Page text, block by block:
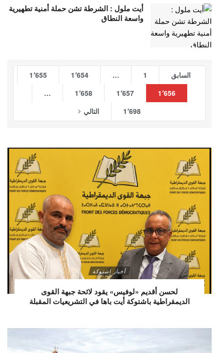
أيت ملول : الشرطة تشن حملة أمنية تطهيرية
واسعة النطاق
السابق 1
… 1٬654
1٬655
1٬656
1٬657 1٬658
…
1٬698
التالي
أخبار اشتوكة
لحسن أقديم «لوفيس» يقود لائحة جبهة القوى
الديمقراطية باشتوكة أيت باها في التشريعيات المقبلة